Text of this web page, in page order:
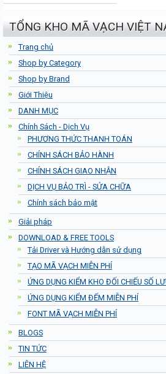
TỔNG KHO MÃ VẠCH VIỆT
Trang chủ
Shop by Category
Shop by Brand
Giới Thiệu
DANH MỤC
Chính Sách - Dịch Vụ
PHƯƠNG THỨC THANH TOÁN
CHÍNH SÁCH BẢO HÀNH
CHÍNH SÁCH GIAO NHẬN
DỊCH VỤ BẢO TRÌ - SỬA CHỮA
Chính sách bảo mật
Giải pháp
DOWNLOAD & FREE TOOLS
Tải Driver và Hướng dẫn sử dụng
TẠO MÃ VẠCH MIỄN PHÍ
ỨNG DỤNG KIỂM KHO ĐỐI CHIẾU SỐ
ỨNG DỤNG KIỂM ĐẾM MIỄN PHÍ
FONT MÃ VẠCH MIỄN PHÍ
BLOGS
TIN TỨC
LIÊN HỆ